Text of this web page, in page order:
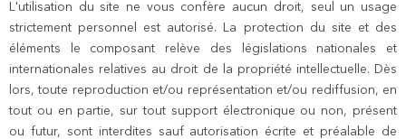
L'utilisation du site ne vous confère aucun droit, seul un usage
strictement personnel est autorisé. La protection du site et des
éléments le composant relève des législations nationales et
internationales relatives au droit de la propriété intellectuelle. Dès
lors, toute reproduction et/ou représentation et/ou rediffusion, en
tout ou en partie, sur tout support électronique ou non, présent
ou futur, sont interdites sauf autorisation écrite et préalable de